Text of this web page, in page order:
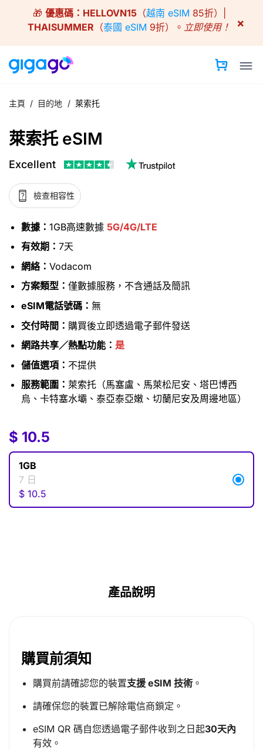
🎁 優惠碼： HELLOVN15（越南 eSIM 85折）|
THAISUMMER （泰國 eSIM 9折）。 立即使用！ ×
主頁 / 目的地 / 萊索托
萊索托 eSIM
Excellent
檢查相容性
數據： 1GB高速數據 5G/4G/LTE
有效期： 7天
網絡： Vodacom
方案類型： 僅數據服務，不含通話及簡訊
eSIM電話號碼： 無
交付時間： 購買後立即透過電子郵件發送
網路共享／熱點功能： 是
儲值選項： 不提供
服務範圍： 萊索托（馬塞盧、馬萊松尼安、塔巴博西
烏、卡特塞水壩、泰亞泰亞嫩、切蘭尼安及周邊地區）
$ 10.5
1GB
7 日
$ 10.5
$ 10.5
產品說明
購買前須知
購買前請確認您的裝置支援 eSIM 技術 。
請確保您的裝置已解除電信商鎖定。
eSIM QR 碼自您透過電子郵件收到之日起30天內
有效。